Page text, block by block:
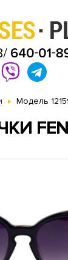
Модель